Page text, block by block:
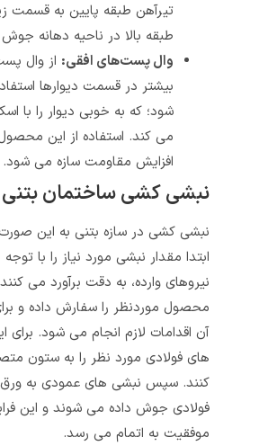
تیرآهن طبقه پایین به قسمت زیرین،
طبقه بالا در ناحیه دهانه جوش می‌ خورد.
وال پست‌های افقی:از وال پست افقی
بیشتر در قسمت دیوارها استفاده می‌
شود؛ که به‌ خوبی دیوار را با اسکلت درگیر
می‌‌ کند. استفاده از این محصول، باعث
افزایش مقاومت سازه می‌ شود.
نبشی کشی ساختمان بتنی
نبشی کشی در سازه بتنی به این صورت است که
ابتدا مقدار نبشی مورد نیاز را با توجه به ابعاد و
نیروهای وارده، به دقت برآورد می کنند. سپس
محصول موردنظر را سفارش داده و برای نصب
آن اقدامات لازم انجام می شود. برای این کار ورق
های فولادی مورد نظر را به ستون متصل می
کنند. سپس نبشی های عمودی به ورق های
فولادی جوش داده می شوند و این فرایند با
موفقیت به اتمام می رسد.